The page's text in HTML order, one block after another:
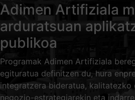
Adimen Artifiziala
arduratsuan
publikoa
Programak Adimen Artifiziala
egituratua definitzen du, hura
integratzera bideratua, kalitatezko
negozio-estrategiarekin eta